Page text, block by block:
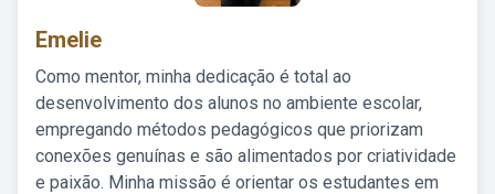
Emelie
Como mentor, minha dedicação é total ao
desenvolvimento dos alunos no ambiente escolar,
empregando métodos pedagógicos que priorizam
conexões genuínas e são alimentados por criatividade
e paixão. Minha missão é orientar os estudantes em